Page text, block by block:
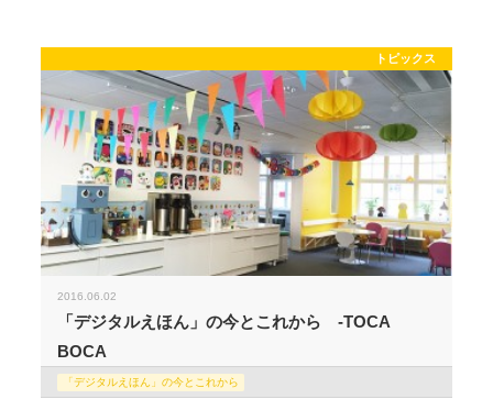
トピックス
2016.06.02
「デジタルえほん」の今とこれから -TOCA
BOCA
「デジタルえほん」の今とこれから